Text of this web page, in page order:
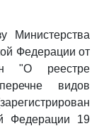
Министерства
Федерации от
"О реестре
видов
Федерации 19